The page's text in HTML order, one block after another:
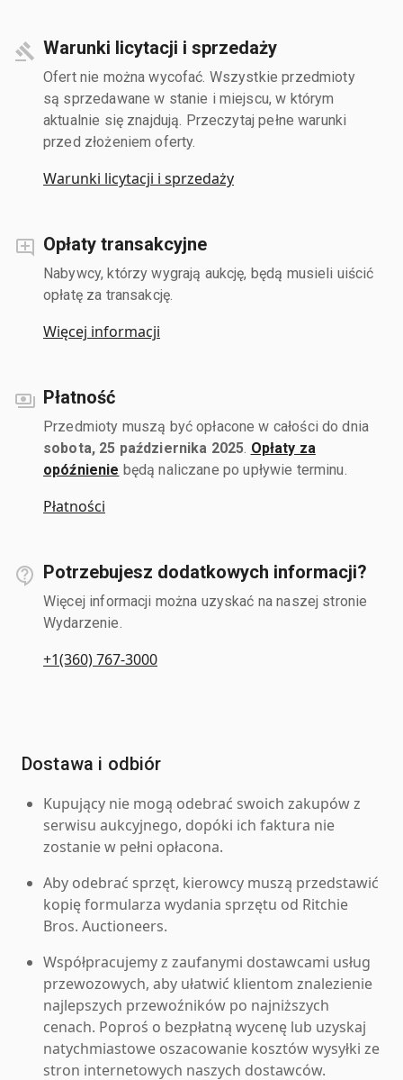
Warunki licytacji i sprzedaży
Ofert nie można wycofać. Wszystkie przedmioty
są sprzedawane w stanie i miejscu, w którym
aktualnie się znajdują. Przeczytaj pełne warunki
przed złożeniem oferty.
Warunki licytacji i sprzedaży
Opłaty transakcyjne
Nabywcy, którzy wygrają aukcję, będą musieli uiścić
opłatę za transakcję.
Więcej informacji
Płatność
Przedmioty muszą być opłacone w całości do dnia
sobota, 25 października 2025 Opłaty za
opóźnienie będą naliczane po upływie terminu.
Płatności
Potrzebujesz dodatkowych informacji?
Więcej informacji można uzyskać na naszej stronie
Wydarzenie.
+1(360) 767-3000
Dostawa i odbiór
Kupujący nie mogą odebrać swoich zakupów z
serwisu aukcyjnego, dopóki ich faktura nie
zostanie w pełni opłacona.
Aby odebrać sprzęt, kierowcy muszą przedstawić
kopię formularza wydania sprzętu od Ritchie
Bros. Auctioneers.
Współpracujemy z zaufanymi dostawcami usług
przewozowych, aby ułatwić klientom znalezienie
najlepszych przewoźników po najniższych
cenach. Poproś o bezpłatną wycenę lub uzyskaj
natychmiastowe oszacowanie kosztów wysyłki ze
stron internetowych naszych dostawców.